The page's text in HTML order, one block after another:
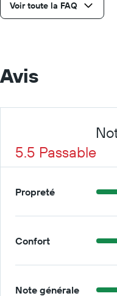
Voir toute la FAQ
Avis
5.5 Passable
Propreté
Confort
Note générale